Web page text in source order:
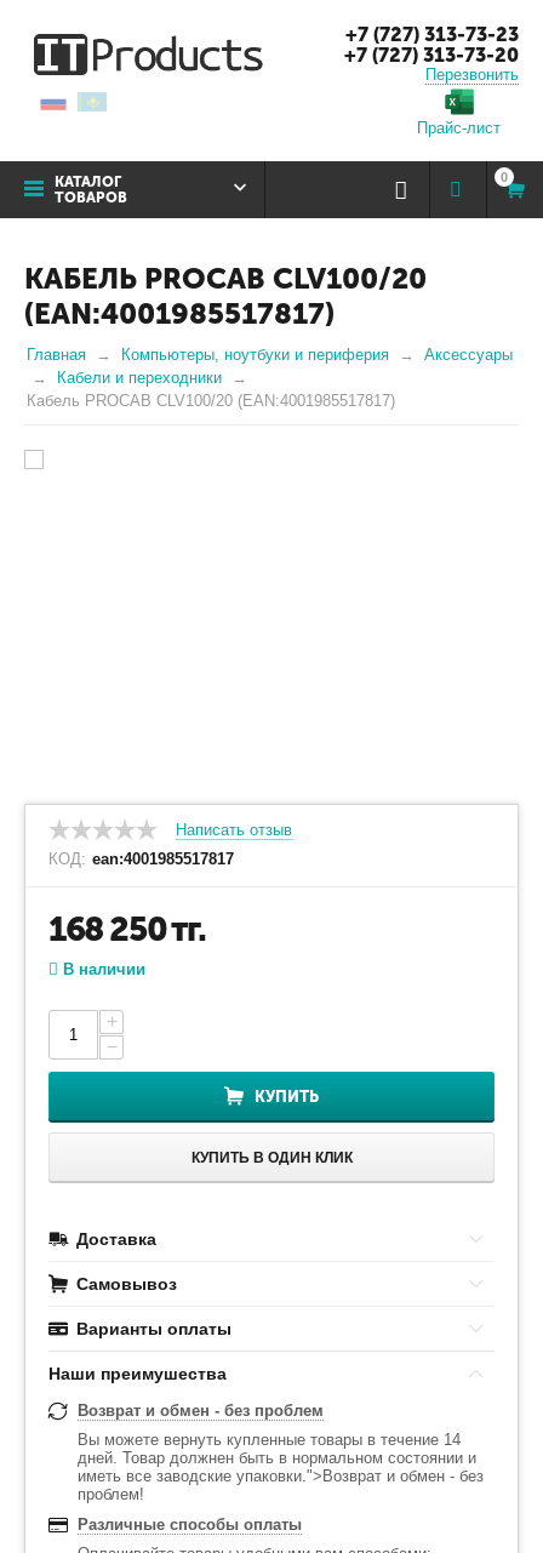
+7 (727) 313-73-23
+7 (727) 313-73-20
Перезвонить
Прайс-лист
КАТАЛОГ
ТОВАРОВ
0
КАБЕЛЬ PROCAB CLV100/20
(EAN:4001985517817)
Главная Компьютеры, ноутбуки и периферия
Аксессуары
Кабели и переходники
Кабель PROCAB CLV100/20 (EAN:4001985517817)
Написать отзыв
КОД: ean:4001985517817
168 250тг.
В наличии
+
−
КУПИТЬ
КУПИТЬ В ОДИН КЛИК
Доставка
Самовывоз
Варианты оплаты
Наши преимушества
Возврат и обмен - без проблем
Вы можете вернуть купленные товары в течение 14
дней. Товар должнен быть в нормальном состоянии и
иметь все заводские упаковки.">Возврат и обмен - без
проблем!
Различные способы оплаты